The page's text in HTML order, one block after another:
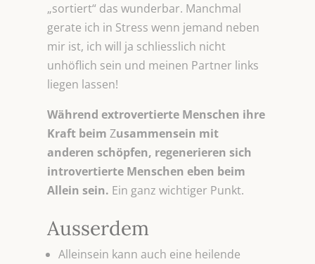
„sortiert“ das wunderbar. Manchmal
gerate ich in Stress wenn jemand neben
mir ist, ich will ja schliesslich nicht
unhöflich sein und meinen Partner links
liegen lassen!
Während extrovertierte Menschen ihre
Kraft beim Zusammensein mit
anderen schöpfen, regenerieren sich
introvertierte Menschen eben beim
Allein sein. Ein ganz wichtiger Punkt.
Ausserdem
Alleinsein kann auch eine heilende